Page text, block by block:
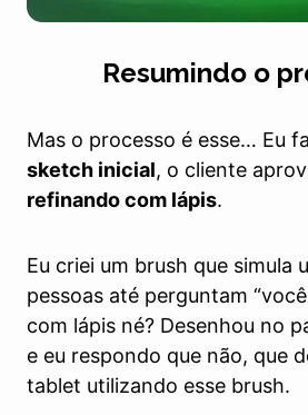
Resumindo o
Mas o processo é esse… Eu
sketch inicial, o cliente
refinando com lápis.
Eu criei um brush que simula
pessoas até perguntam
com lápis né? Desenhou no
e eu respondo que não, que
tablet utilizando esse brush.